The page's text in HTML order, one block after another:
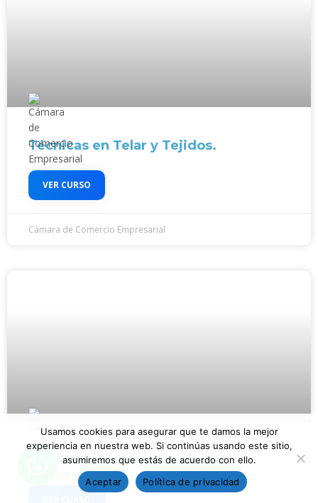
Técnicas en Telar y Tejidos.
VER CURSO
Cámara de Comercio Empresarial
Técnicas de Corte de Cabello
Usamos cookies para asegurar que te damos la mejor
experiencia en nuestra web. Si continúas usando este sitio,
asumiremos que estás de acuerdo con ello.
Aceptar
Política de privacidad